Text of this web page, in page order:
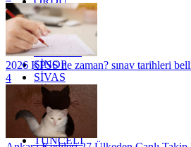
OSMANİYE
RİZE
SAKARYA
SAMSUN
SİNOP
SİVAS
SİİRT
TEKİRDAĞ
TOKAT
TRABZON
TUNCELİ
2026 KPSS ne zaman? sınav tarihleri
4